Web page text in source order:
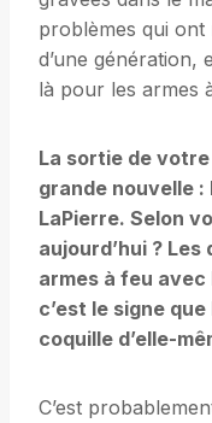
problèmes qui
d’une génération,
là pour les armes
La sortie de
grande nouvelle :
LaPierre. Selon
aujourd’hui ?
armes à feu
c’est le signe que
coquille d’elle-
C’est